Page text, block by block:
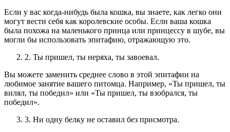
Если у вас когда-нибудь была кошка, вы знаете, как легко они
могут вести себя как королевские особы. Если ваша кошка
была похожа на маленького принца или принцессу в шубе, вы
могли бы использовать эпитафию, отражающую это.
2. Ты пришел, ты неряха, ты завоевал.
Вы можете заменить среднее слово в этой эпитафии на
любимое занятие вашего питомца. Например, «Ты пришел, ты
вилял, ты победил» или «Ты пришел, ты взобрался, ты
победил».
3. Ни одну белку не оставил без присмотра.